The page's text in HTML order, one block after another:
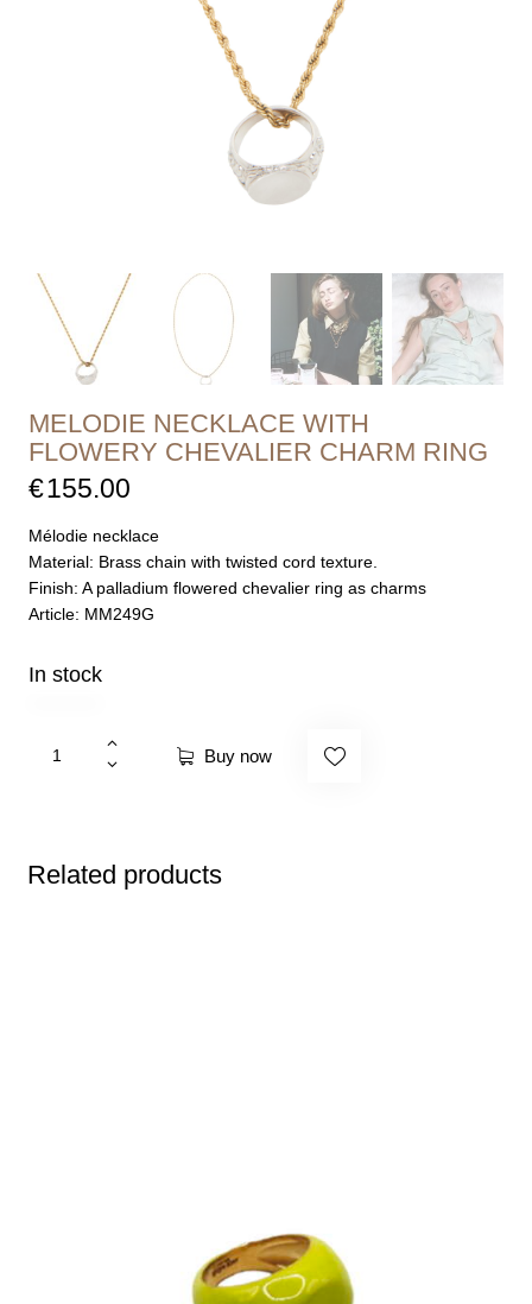
MELODIE NECKLACE WITH
FLOWERY CHEVALIER CHARM RING
€155.00
Mélodie necklace
Material: Brass chain with twisted cord texture.
Finish: A palladium flowered chevalier ring as charms
Article: MM249G
In stock
Buy now
Related products